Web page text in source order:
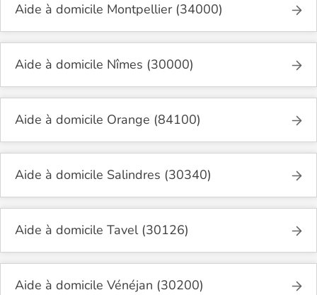
Aide à domicile Montpellier (34000)
Aide à domicile Nîmes (30000)
Aide à domicile Orange (84100)
Aide à domicile Salindres (30340)
Aide à domicile Tavel (30126)
Aide à domicile Vénéjan (30200)